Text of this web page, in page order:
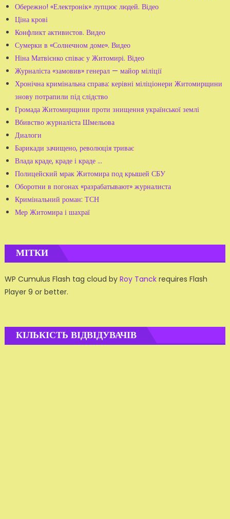
Обережно! «Електронік» лупцює людей. Відео
Ціна крові
Конфликт активистов. Видео
Сумерки в «Солнечном доме». Видео
Ніна Матвієнко співає у Житомирі. Відео
Журналіста «замовив» генерал — майор міліції
Хронічна кримінальна справа: керівні міліціонери Житомирщини
знову потрапили під слідство
Громада Житомирщини проти знищення української землі
Вбивство журналіста Шмельова
Диалоги
Барикади зачищено, революція триває
Влада краде, краде і краде ...
Полицейский мрак Житомира под крышей СБУ
Оборотни в погонах «разрабатывают» журналиста
Кримінальний роман: ТСН
Мер Житомира і шахраї
МІТКИ
WP Cumulus Flash tag cloud by Roy Tanckrequires Flash
Player 9 or better.
КІЛЬКІСТЬ ВІДВІДУВАЧІВ